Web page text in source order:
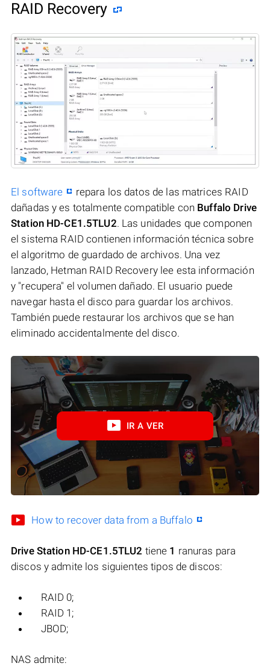
RAID Recovery
El software
repara los datos de las matrices RAID
dañadas y es totalmente compatible con Buffalo Drive
Station HD-CE1.5TLU2. Las unidades que componen
el sistema RAID contienen información técnica sobre
el algoritmo de guardado de archivos. Una vez
lanzado, Hetman RAID Recovery lee esta información
y "recupera" el volumen dañado. El usuario puede
navegar hasta el disco para guardar los archivos.
También puede restaurar los archivos que se han
eliminado accidentalmente del disco.
IR A VER
How to recover data from a Buffalo
Drive Station HD-CE1.5TLU2 tiene 1 ranuras para
discos y admite los siguientes tipos de discos:
RAID 0;
RAID 1;
JBOD;
NAS admite: